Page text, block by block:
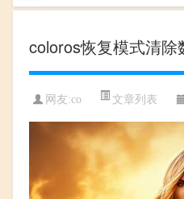
coloros恢复模式清除
网友:co 文章列表